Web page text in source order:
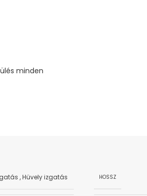
minden
,Hüvely izgatás HOSSZ